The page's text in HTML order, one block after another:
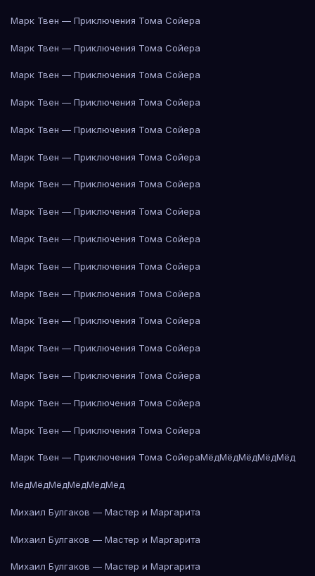
Марк Твен — Приключения Тома Сойера
Марк Твен — Приключения Тома Сойера
Марк Твен — Приключения Тома Сойера
Марк Твен — Приключения Тома Сойера
Марк Твен — Приключения Тома Сойера
Марк Твен — Приключения Тома Сойера
Марк Твен — Приключения Тома Сойера
Марк Твен — Приключения Тома Сойера
Марк Твен — Приключения Тома Сойера
Марк Твен — Приключения Тома Сойера
Марк Твен — Приключения Тома Сойера
Марк Твен — Приключения Тома Сойера
Марк Твен — Приключения Тома Сойера
Марк Твен — Приключения Тома Сойера
Марк Твен — Приключения Тома Сойера
Марк Твен — Приключения Тома Сойера
Марк Твен — Приключения Тома СойераМёдМёдМёдМёдМёд
МёдМёдМёдМёдМёдМёд
Михаил Булгаков — Мастер и Маргарита
Михаил Булгаков — Мастер и Маргарита
Михаил Булгаков — Мастер и Маргарита